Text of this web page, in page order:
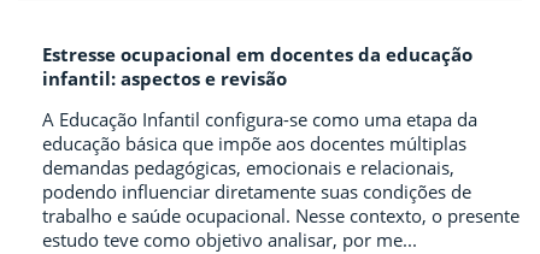
Estresse ocupacional em docentes da educação
infantil: aspectos e revisão
A Educação Infantil configura-se como uma etapa da
educação básica que impõe aos docentes múltiplas
demandas pedagógicas, emocionais e relacionais,
podendo influenciar diretamente suas condições de
trabalho e saúde ocupacional. Nesse contexto, o presente
estudo teve como objetivo analisar, por me...